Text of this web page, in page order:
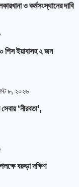
ও কর্মসংস্থানের দাবি
পিস ইয়াবাসহ ২ জন
৮, ২০২৬
‘নীরবতা’,
বরুড়া দক্ষিণ